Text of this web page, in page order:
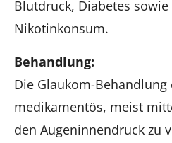
Blutdruck, Diabetes
Nikotinkonsum.
Behandlung:
Die Glaukom-Behandlung
medikamentös, meist
den Augeninnendruck zu